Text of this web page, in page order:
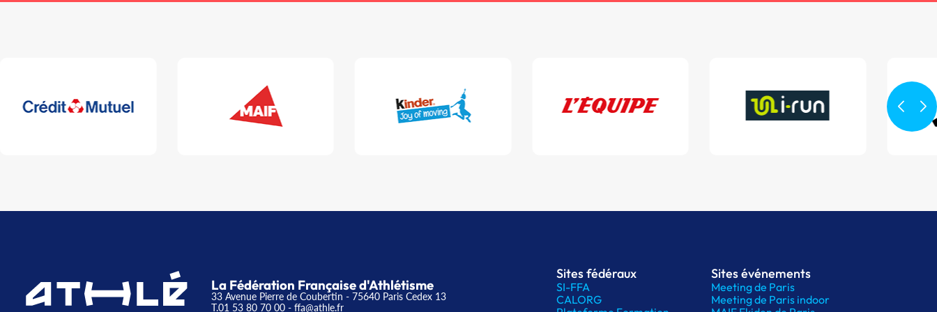
La Fédération Française d'Athlétisme
33 Avenue Pierre de Coubertin - 75640 Paris Cedex 13
T.01 53 80 70 00 - ffa@athle.fr
Sites fédéraux
SI-FFA
CALORG
Sites événements
Meeting de Paris
Meeting de Paris indoor